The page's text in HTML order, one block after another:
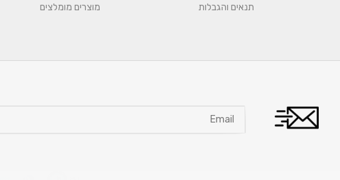
תנאים והגבלות
מוצרים מומלצים